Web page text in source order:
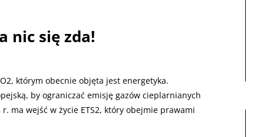
nic się zda!
którym obecnie objęta jest energetyka.
by ograniczać emisję gazów cieplarnianych
ma wejść w życie ETS2, który obejmie prawami